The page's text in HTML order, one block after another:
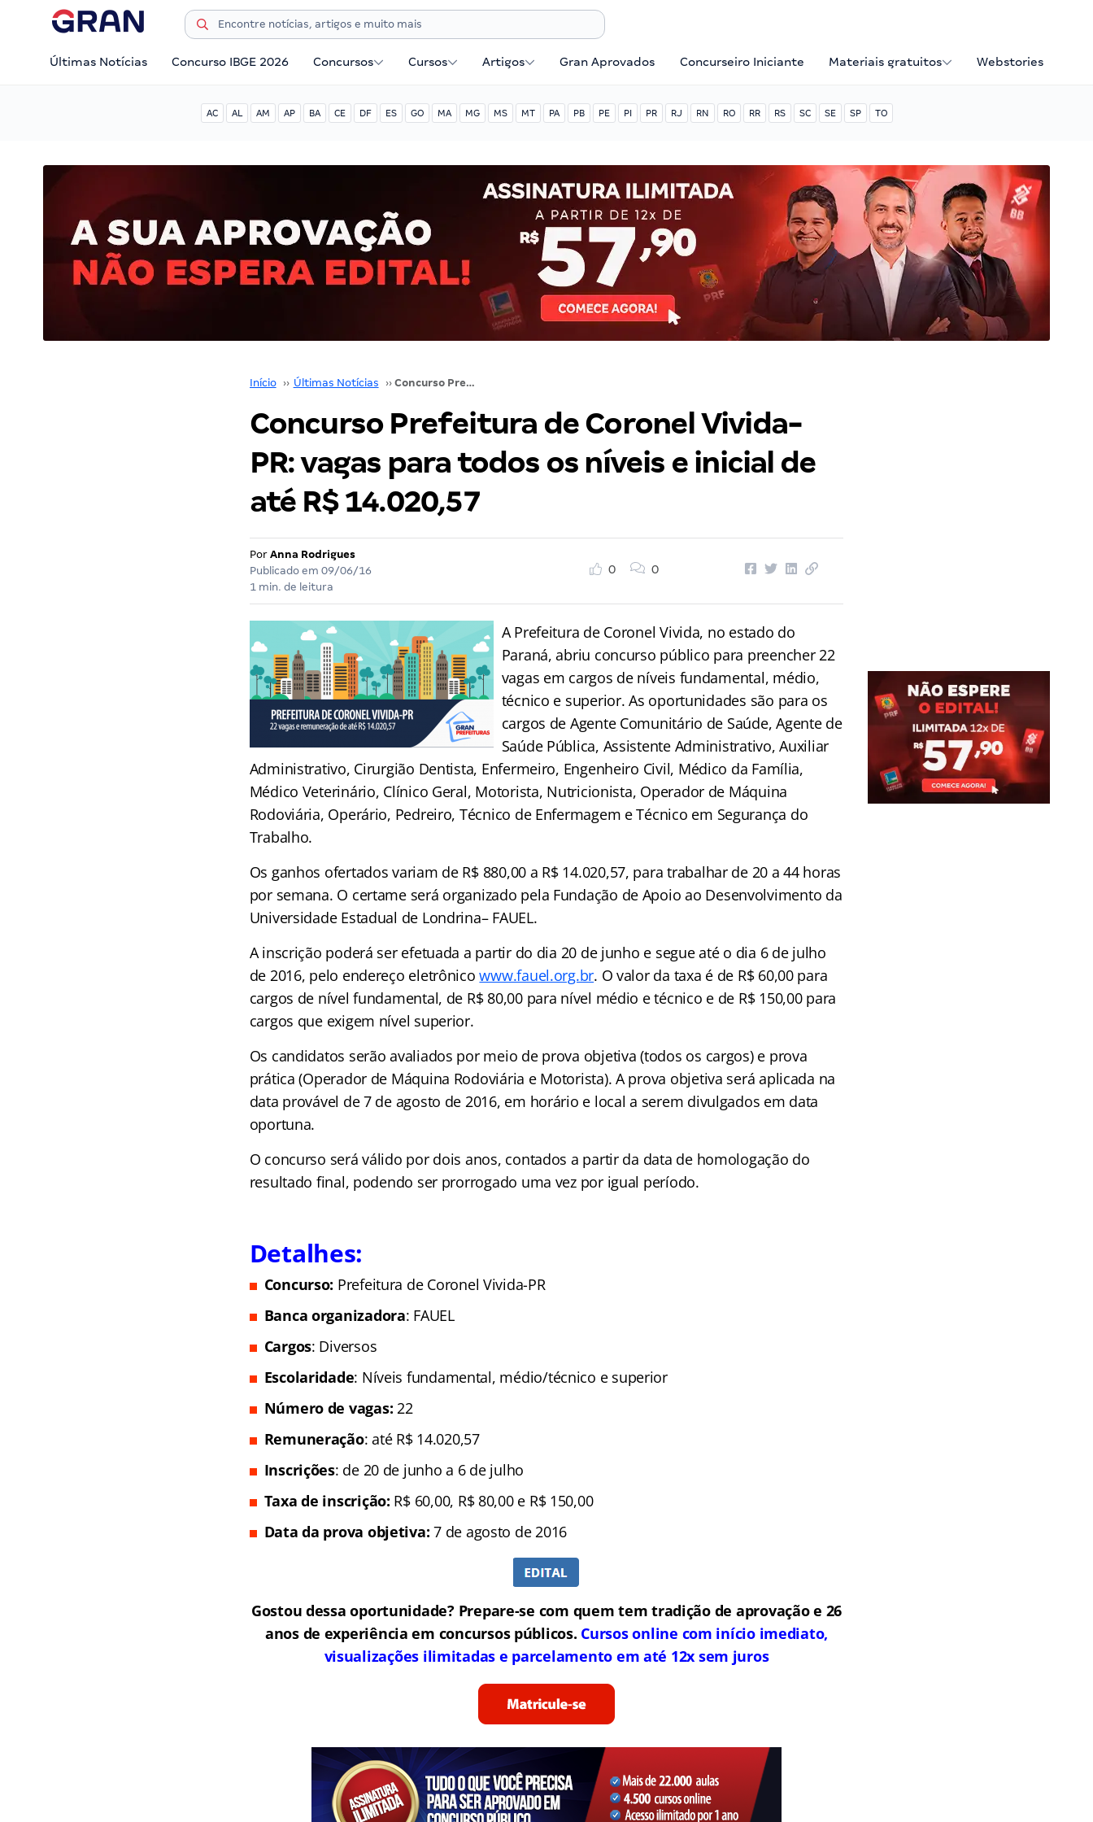
Últimas Notícias Concurso IBGE 2026 Concursos Cursos Artigos Gran Aprovados Concurseiro Iniciante Materiais gratuitos Webstories
AC AL AM AP BA CE DF ES GO MA MG MS MT PA PB PE PI PR RJ RN RO RR RS SC SE SP TO
Início ›› Últimas Notícias ›› Concurso Prefeitura de Coronel Vivida-PR: vagas para todos os níveis e inicial de até R$ 14.020,57
Concurso Prefeitura de Coronel Vivida-
PR: vagas para todos os níveis e inicial de
até R$ 14.020,57
Por Anna Rodrigues
Publicado em 09/06/16
1 min. de leitura
0 0
A Prefeitura de Coronel Vivida, no estado do
Paraná, abriu concurso público para preencher 22
vagas em cargos de níveis fundamental, médio,
técnico e superior. As oportunidades são para os
cargos de Agente Comunitário de Saúde, Agente de
Saúde Pública, Assistente Administrativo, Auxiliar
Administrativo, Cirurgião Dentista, Enfermeiro, Engenheiro Civil, Médico da Família,
Médico Veterinário, Clínico Geral, Motorista, Nutricionista, Operador de Máquina
Rodoviária, Operário, Pedreiro, Técnico de Enfermagem e Técnico em Segurança do
Trabalho.
Os ganhos ofertados variam de R$ 880,00 a R$ 14.020,57, para trabalhar de 20 a 44 horas
por semana. O certame será organizado pela Fundação de Apoio ao Desenvolvimento da
Universidade Estadual de Londrina– FAUEL.
A inscrição poderá ser efetuada a partir do dia 20 de junho e segue até o dia 6 de julho
de 2016, pelo endereço eletrônicowww.fauel.org.br. O valor da taxa é de R$ 60,00 para
cargos de nível fundamental, de R$ 80,00 para nível médio e técnico e de R$ 150,00 para
cargos que exigem nível superior.
Os candidatos serão avaliados por meio de prova objetiva (todos os cargos) e prova
prática (Operador de Máquina Rodoviária e Motorista). A prova objetiva será aplicada na
data provável de 7 de agosto de 2016, em horário e local a serem divulgados em data
oportuna.
O concurso será válido por dois anos, contados a partir da data de homologação do
resultado final, podendo ser prorrogado uma vez por igual período.
Detalhes:
Concurso: Prefeitura de Coronel Vivida-PR
Banca organizadora: FAUEL
Cargos: Diversos
Escolaridade: Níveis fundamental, médio/técnico e superior
Número de vagas:22
Remuneração: até R$ 14.020,57
Inscrições: de 20 de junho a 6 de julho
Taxa de inscrição: R$ 60,00, R$ 80,00 e R$ 150,00
Data da prova objetiva:7 de agosto de 2016
Gostou dessa oportunidade? Prepare-se com quem tem tradição de aprovação e 26
anos de experiência em concursos públicos. Cursos online com início imediato,
visualizações ilimitadas e parcelamento em até 12x sem juros